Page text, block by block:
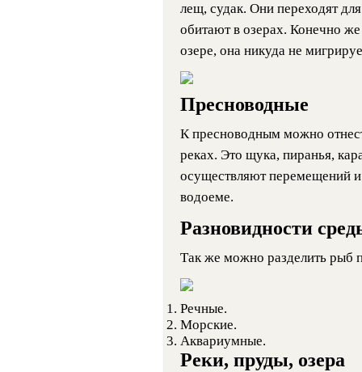
лещ, судак. Они переходят
обитают в озерах. Конечно
озере, она никуда не
Пресноводные
К пресноводным можно
реках. Это щука, пиранья,
осуществляют перемещений
водоеме.
Разновидности
Так же можно разделить рыб
Речные.
Морские.
Аквариумные.
Реки, пруды, озера